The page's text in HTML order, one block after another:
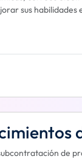
sus habilidades
de